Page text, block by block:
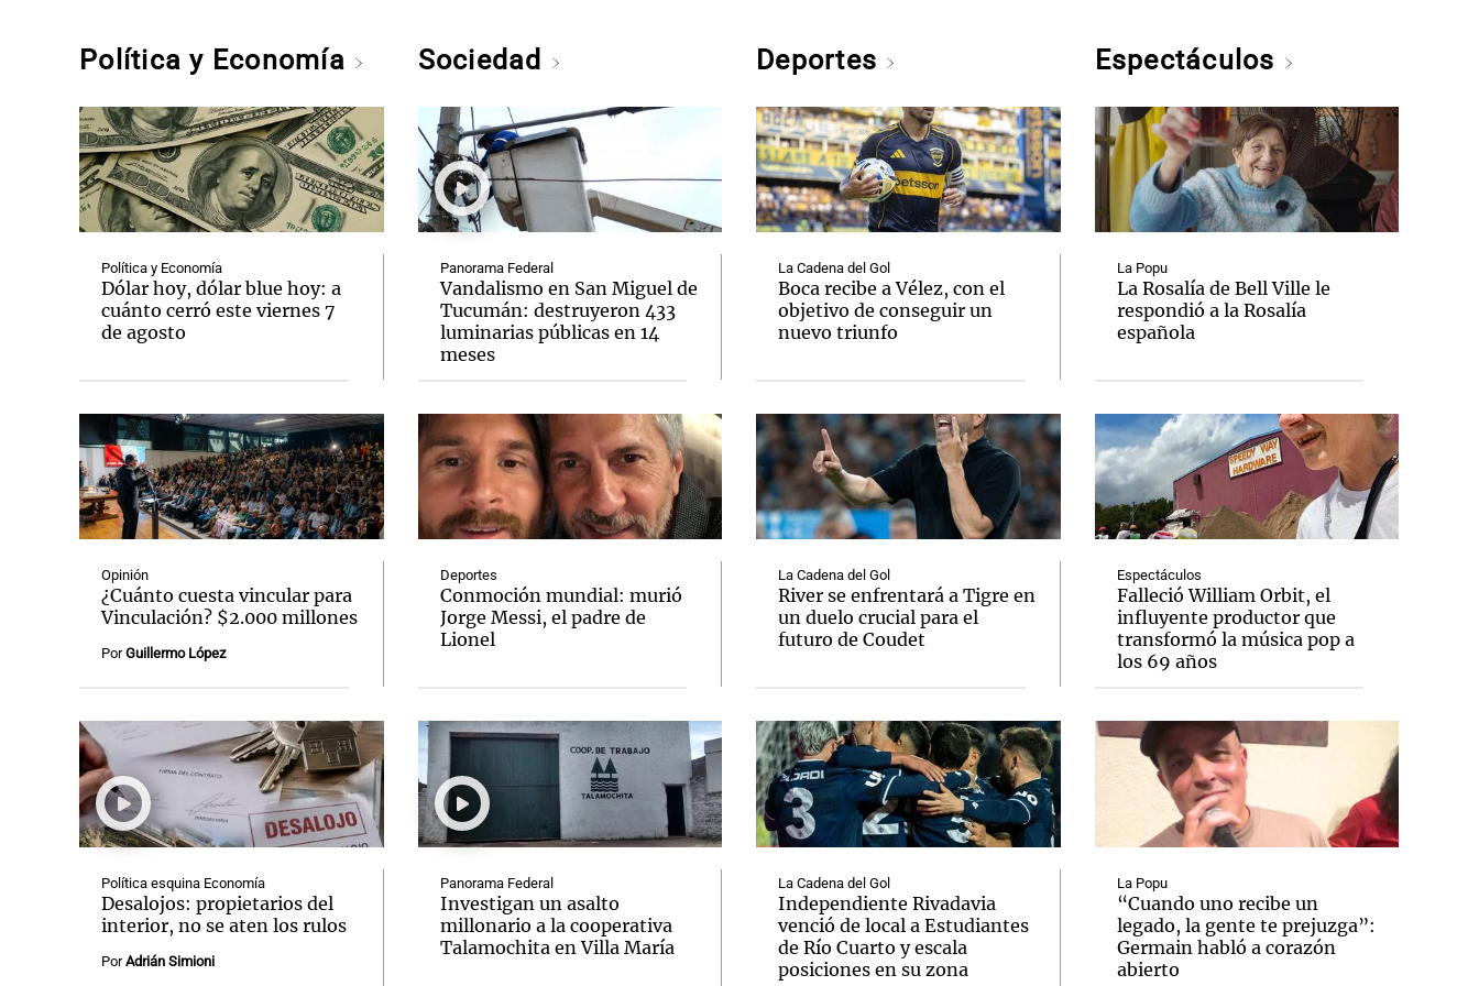
Política y Economía
Política y Economía
Dólar hoy, dólar blue hoy: a
cuánto cerró este viernes 7
de agosto
Opinión
¿Cuánto cuesta vincular para
Vinculación? $2.000 millones
PorGuillermo López
Política esquina Economía
Desalojos: propietarios del
interior, no se aten los rulos
PorAdrián Simioni
Sociedad
Panorama Federal
Vandalismo en San Miguel de
Tucumán: destruyeron 433
luminarias públicas en 14
meses
Deportes
Conmoción mundial: murió
Jorge Messi, el padre de
Lionel
Panorama Federal
Investigan un asalto
millonario a la cooperativa
Talamochita en Villa María
Deportes
La Cadena del Gol
Boca recibe a Vélez, con el
objetivo de conseguir un
nuevo triunfo
La Cadena del Gol
River se enfrentará a Tigre en
un duelo crucial para el
futuro de Coudet
La Cadena del Gol
Independiente Rivadavia
venció de local a Estudiantes
de Río Cuarto y escala
posiciones en su zona
Espectáculos
La Popu
La Rosalía de Bell Ville le
respondió a la Rosalía
española
Espectáculos
Falleció William Orbit, el
influyente productor que
transformó la música pop a
los 69 años
La Popu
“Cuando uno recibe un
legado, la gente te prejuzga”:
Germain habló a corazón
abierto
Notas
El huracán de Arequito Cadena 3 en Groenlandia
Notas